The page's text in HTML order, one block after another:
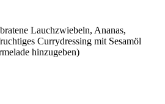
Lauchzwiebeln, Ananas,
Currydressing mit Sesamöl
hinzugeben)